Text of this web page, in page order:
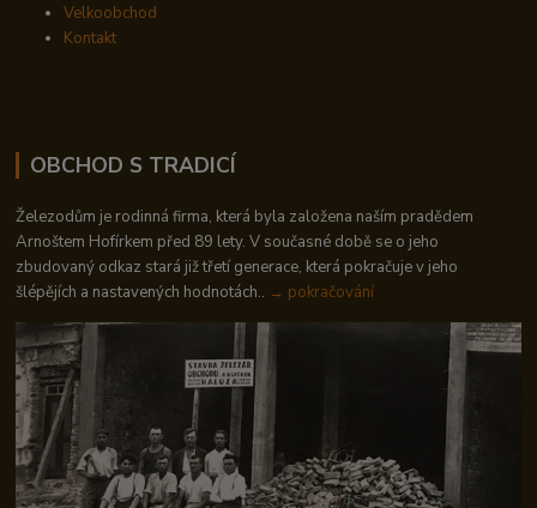
Velkoobchod
Kontakt
OBCHOD S TRADICÍ
Železodům je rodinná firma, která byla založena naším pradědem
Arnoštem Hofírkem před 89 lety. V současné době se o jeho
zbudovaný odkaz stará již třetí generace, která pokračuje v jeho
šlépějích a nastavených hodnotách.. → pokračování